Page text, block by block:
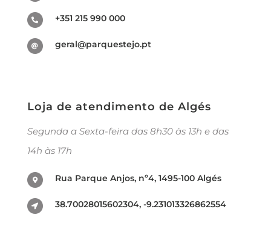
+351 215 990 000
geral@parquestejo.pt
Loja de atendimento de Algés
Segunda a Sexta-feira das 8h30 às 13h e das
14h às 17h
Rua Parque Anjos, nº4, 1495-100 Algés
38.70028015602304, -9.231013326862554